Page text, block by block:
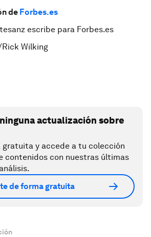
de Forbes.es
escribe para Forbes.es
Rick Wilking
actualización sobre
gratuita y accede a tu colección
contenidos con nuestras últimas
de forma gratuita